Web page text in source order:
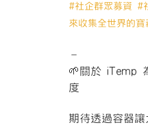
#社企群眾募資 #
來收集全世界的寶
–
🌱 關於 iTemp
度
期待透過容器